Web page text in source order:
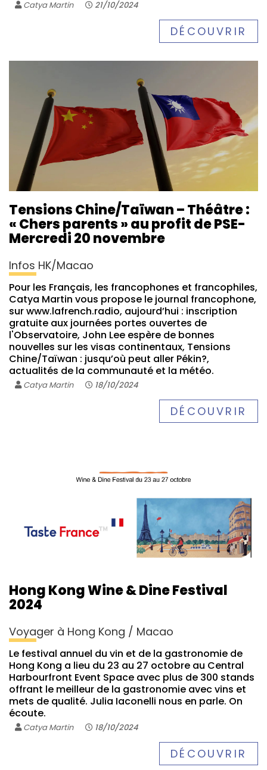
Catya Martin 21/10/2024
DÉCOUVRIR
Tensions Chine/Taïwan – Théâtre :
« Chers parents » au profit de PSE-
Mercredi 20 novembre
Infos HK/Macao
Pour les Français, les francophones et francophiles,
Catya Martin vous propose le journal francophone,
sur www.lafrench.radio, aujourd’hui : inscription
gratuite aux journées portes ouvertes de
l'Observatoire, John Lee espère de bonnes
nouvelles sur les visas continentaux, Tensions
Chine/Taïwan : jusqu’où peut aller Pékin?,
actualités de la communauté et la météo.
Catya Martin 18/10/2024
DÉCOUVRIR
Hong Kong Wine & Dine Festival
2024
Voyager à Hong Kong / Macao
Le festival annuel du vin et de la gastronomie de
Hong Kong a lieu du 23 au 27 octobre au Central
Harbourfront Event Space avec plus de 300 stands
offrant le meilleur de la gastronomie avec vins et
mets de qualité. Julia Iaconelli nous en parle. On
écoute.
Catya Martin 18/10/2024
DÉCOUVRIR